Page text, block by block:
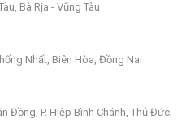
Bà Rịa - Vũng Tàu
Nhất, Biên Hòa, Đồng Nai
Đồng, P. Hiệp Bình Chánh, Thủ Đức,